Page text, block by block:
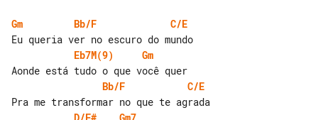
Gm Bb/F
C/E
Eb7M(9)
Gm
Bb/F
C/E